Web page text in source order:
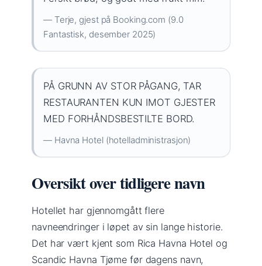
— Terje, gjest på Booking.com (9.0
Fantastisk, desember 2025)
PÅ GRUNN AV STOR PÅGANG, TAR
RESTAURANTEN KUN IMOT GJESTER
MED FORHÅNDSBESTILTE BORD.
— Havna Hotel (hotelladministrasjon)
Oversikt over tidligere navn
Hotellet har gjennomgått flere
navneendringer i løpet av sin lange historie.
Det har vært kjent som Rica Havna Hotel og
Scandic Havna Tjøme før dagens navn,